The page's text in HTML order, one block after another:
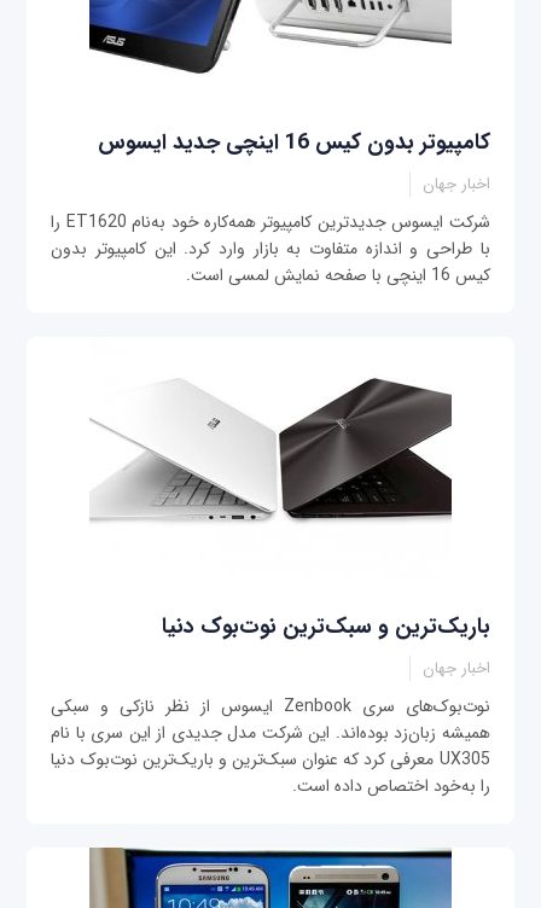
کامپیوتر بدون کیس 16 اینچی جدید ایسوس
اخبار جهان
شرکت ایسوس جدیدترین کامپیوتر همه‌کاره خود به‌نام ET1620 را
با طراحی و اندازه متفاوت به بازار وارد کرد. این کامپیوتر بدون
کیس 16 اینچی با صفحه‌ نمایش لمسی است.
باریک‌ترین و سبک‌ترین نوت‌بوک دنیا
اخبار جهان
نوت‌بوک‌های سری Zenbook ایسوس از نظر نازکی و سبکی
همیشه زبان‌زد بوده‌اند. این شرکت مدل جدیدی از این سری با نام
UX305 معرفی کرد که عنوان سبک‌ترین و باریک‌ترین نوت‌بوک دنیا
را به‌خود اختصاص داده است.